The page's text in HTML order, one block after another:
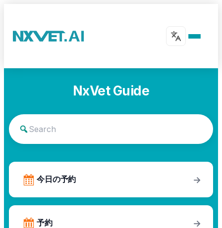
NxVet Guide
今日の予約 →
予約 →